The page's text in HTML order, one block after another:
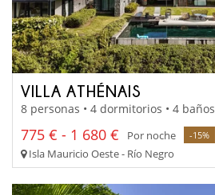
VILLA ATHÉNAIS
8 personas • 4 dormitorios • 4 baños
775 € - 1 680 € Por noche -15%
Isla Mauricio Oeste - Río Negro